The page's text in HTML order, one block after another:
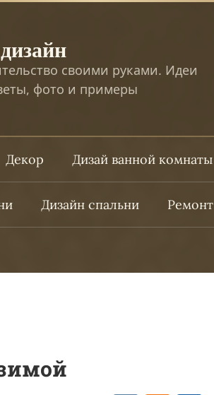
своими руками. Идеи
фото и примеры
Декор Дизай ванной комнаты
Дизайн спальни Ремонт